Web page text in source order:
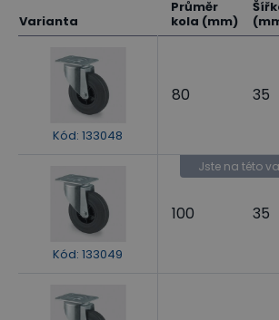
Varianta
Průměr
kola (mm)
Kód: 133048
80 35
Kód: 133049
Jste na této
100 35